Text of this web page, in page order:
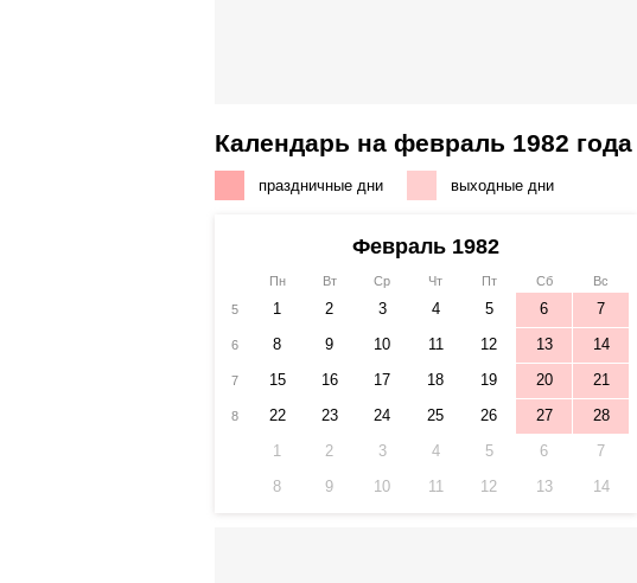
Календарь на февраль 1982 года
праздничные дни выходные дни
Февраль 1982
Пн Вт Ср Чт Пт Сб
Вс
5
1 2 3 4 5 6 7
6 8 9 10 11 12 13 14
7 15 16 17 18 19 20 21
8 22 23 24 25 26 27
28
1
2 3 4 5 6
7
8
9 10 11 12 13 14